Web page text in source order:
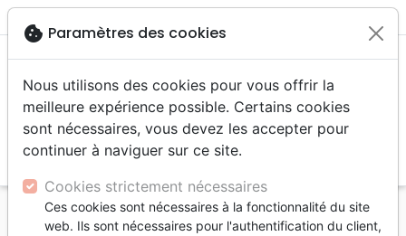
menu
Accueil Auteurs Gounon Bertrand
cookie Paramètres des cookies
Nous utilisons des cookies pour vous offrir la
meilleure expérience possible. Certains cookies
sont nécessaires, vous devez les accepter pour
continuer à naviguer sur ce site.
Cookies strictement nécessaires
Ces cookies sont nécessaires à la fonctionnalité du site
web. Ils sont nécessaires pour l'authentification du client,